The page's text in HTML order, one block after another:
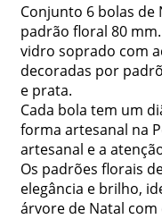
Conjunto 6 bolas
padrão floral 80
vidro soprado com
decoradas por
e prata.
Cada bola tem um
forma artesanal na
artesanal e a
Os padrões florais
elegância e brilho,
árvore de Natal com